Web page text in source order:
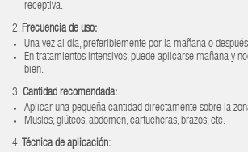
receptiva.
2. Frecuencia de uso:
Una vez al día, preferiblemente por la mañana o
En tratamientos intensivos, puede aplicarse mañana y
bien.
3. Cantidad recomendada:
Aplicar una pequeña cantidad directamente sobre la
Muslos, glúteos, abdomen, cartucheras, brazos, etc.
4. Técnica de aplicación: